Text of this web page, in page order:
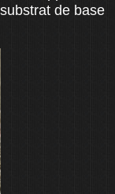
de base